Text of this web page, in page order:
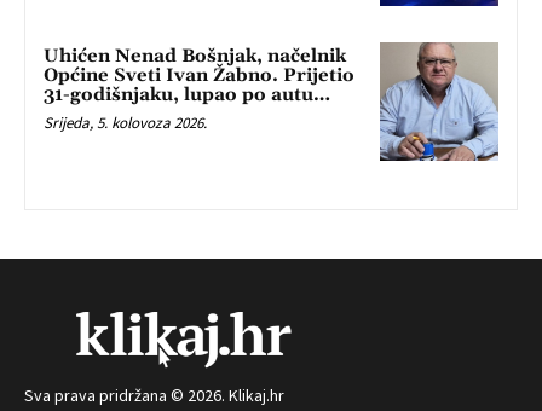
Uhićen Nenad Bošnjak, načelnik
Općine Sveti Ivan Žabno. Prijetio
31-godišnjaku, lupao po autu…
Srijeda, 5. kolovoza 2026.
Sva prava pridržana © 2026. Klikaj.hr